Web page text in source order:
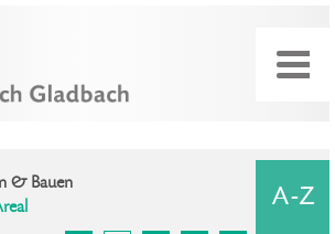
& Bauen